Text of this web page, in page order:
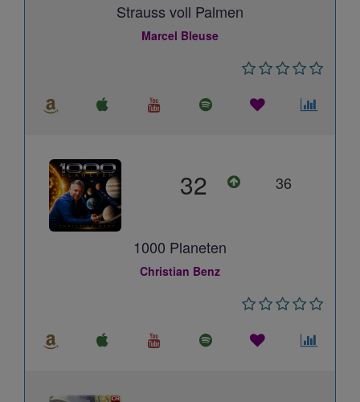
Strauss voll Palmen
Marcel Bleuse
32 36
1000 Planeten
Christian Benz